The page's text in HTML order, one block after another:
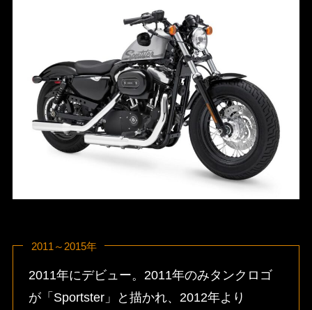
2011～2015年
2011年にデビュー。2011年のみタンクロゴ
が「Sportster」と描かれ、2012年より